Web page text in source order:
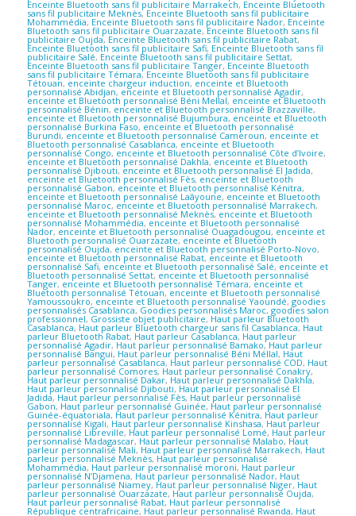
Enceinte Bluetooth sans fil publicitaire Marrakech, Enceinte Bluetooth
sans fil publicitaire Meknès, Enceinte Bluetooth sans fil publicitaire
Mohammédia, Enceinte Bluetooth sans fil publicitaire Nador, Enceinte
Bluetooth sans fil publicitaire Ouarzazate, Enceinte Bluetooth sans fil
publicitaire Oujda, Enceinte Bluetooth sans fil publicitaire Rabat,
Enceinte Bluetooth sans fil publicitaire Safi, Enceinte Bluetooth sans fil
publicitaire Salé, Enceinte Bluetooth sans fil publicitaire Settat,
Enceinte Bluetooth sans fil publicitaire Tanger, Enceinte Bluetooth
sans fil publicitaire Témara, Enceinte Bluetooth sans fil publicitaire
Tétouan, enceinte chargeur induction, enceinte et Bluetooth
personnalisé Abidjan, enceinte et Bluetooth personnalisé Agadir,
enceinte et Bluetooth personnalisé Béni Mellal, enceinte et Bluetooth
personnalisé Bénin, enceinte et Bluetooth personnalisé Brazzaville,
enceinte et Bluetooth personnalisé Bujumbura, enceinte et Bluetooth
personnalisé Burkina Faso, enceinte et Bluetooth personnalisé
Burundi, enceinte et Bluetooth personnalisé Cameroun, enceinte et
Bluetooth personnalisé Casablanca, enceinte et Bluetooth
personnalisé Congo, enceinte et Bluetooth personnalisé Côte d’Ivoire,
enceinte et Bluetooth personnalisé Dakhla,enceinte et Bluetooth
personnalisé Djibouti, enceinte et Bluetooth personnalisé El Jadida,
enceinte et Bluetooth personnalisé Fès, enceinte et Bluetooth
personnalisé Gabon, enceinte et Bluetooth personnalisé Kénitra,
enceinte et Bluetooth personnalisé Laâyoune, enceinte et Bluetooth
personnalisé Maroc, enceinte et Bluetooth personnalisé Marrakech,
enceinte et Bluetooth personnalisé Meknès, enceinte et Bluetooth
personnalisé Mohammédia, enceinte et Bluetooth personnalisé
Nador, enceinte et Bluetooth personnalisé Ouagadougou, enceinte et
Bluetooth personnalisé Ouarzazate, enceinte et Bluetooth
personnalisé Oujda, enceinte et Bluetooth personnalisé Porto-Novo,
enceinte et Bluetooth personnalisé Rabat, enceinte et Bluetooth
personnalisé Safi, enceinte et Bluetooth personnalisé Salé, enceinte et
Bluetooth personnalisé Settat, enceinte et Bluetooth personnalisé
Tanger, enceinte et Bluetooth personnalisé Témara, enceinte et
Bluetooth personnalisé Tétouan, enceinte et Bluetooth personnalisé
Yamoussoukro, enceinte et Bluetooth personnalisé Yaoundé, goodies
personnalisés Casablanca, Goodies personnalisés Maroc, goodies salon
professionnel, Grossiste objet publicitaire, Haut parleur Bluetooth
Casablanca, Haut parleur Bluetooth chargeur sans fil Casablanca, Haut
parleur Bluetooth Rabat, Haut parleur Casablanca, Haut parleur
personnalisé Agadir, Haut parleur personnalisé Bamako, Haut parleur
personnalisé Bangui, Haut parleur personnalisé Béni Méllal, Haut
parleur personnalisé Casablanca, Haut parleur personnalisé COD, Haut
parleur personnalisé Comores, Haut parleur personnalisé Conakry,
Haut parleur personnalisé Dakar, Haut parleur personnalisé Dakhla,
Haut parleur personnalisé Djibouti, Haut parleur personnalisé El
Jadida, Haut parleur personnalisé Fès, Haut parleur personnalisé
Gabon, Haut parleur personnalisé Guinée, Haut parleur personnalisé
Guinée-équatoriala, Haut parleur personnalisé Kénitra, Haut parleur
personnalisé Kigali, Haut parleur personnalisé Kinshasa, Haut parleur
personnalisé Libreville, Haut parleur personnalisé Lomé, Haut parleur
personnalisé Madagascar, Haut parleur personnalisé Malabo, Haut
parleur personnalisé Mali, Haut parleur personnalisé Marrakech, Haut
parleur personnalisé Meknès, Haut parleur personnalisé
Mohammédia, Haut parleur personnalisé moroni, Haut parleur
personnalisé N’Djamena, Haut parleur personnalisé Nador, Haut
parleur personnalisé Niamey, Haut parleur personnalisé Niger, Haut
parleur personnalisé Ouarzazate, Haut parleur personnalisé Oujda,
Haut parleur personnalisé Rabat, Haut parleur personnalisé
République centrafricaine, Haut parleur personnalisé Rwanda, Haut